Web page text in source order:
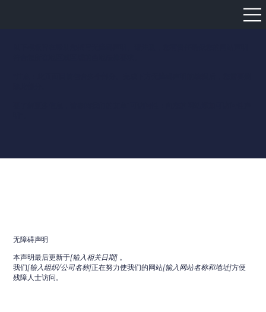
无障碍声明
本声明最后更新于[输入相关日期] 。
我们[输入组织/公司名称]正在努力使我们的网站[输入网站名称和地址]方便
残障人士访问。